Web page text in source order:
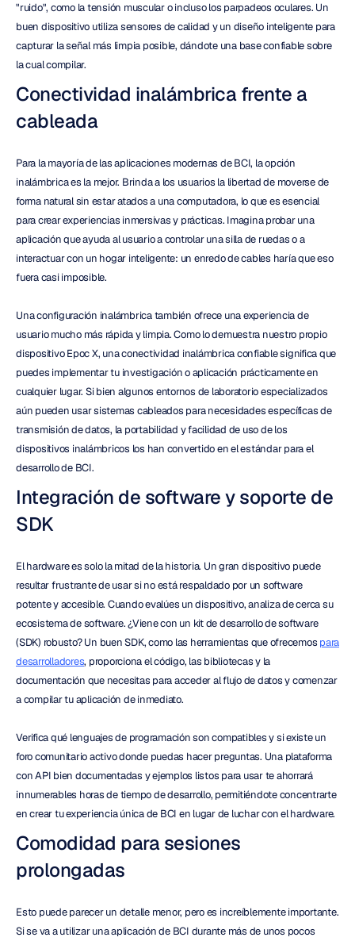
"ruido", como la tensión muscular o incluso los parpadeos oculares. Un
buen dispositivo utiliza sensores de calidad y un diseño inteligente para
capturar la señal más limpia posible, dándote una base confiable sobre
la cual compilar.
Conectividad inalámbrica frente a
cableada
Para la mayoría de las aplicaciones modernas de BCI, la opción
inalámbrica es la mejor. Brinda a los usuarios la libertad de moverse de
forma natural sin estar atados a una computadora, lo que es esencial
para crear experiencias inmersivas y prácticas. Imagina probar una
aplicación que ayuda al usuario a controlar una silla de ruedas o a
interactuar con un hogar inteligente: un enredo de cables haría que eso
fuera casi imposible.
Una configuración inalámbrica también ofrece una experiencia de
usuario mucho más rápida y limpia. Como lo demuestra nuestro propio
dispositivo Epoc X, una conectividad inalámbrica confiable significa que
puedes implementar tu investigación o aplicación prácticamente en
cualquier lugar. Si bien algunos entornos de laboratorio especializados
aún pueden usar sistemas cableados para necesidades específicas de
transmisión de datos, la portabilidad y facilidad de uso de los
dispositivos inalámbricos los han convertido en el estándar para el
desarrollo de BCI.
Integración de software y soporte de
SDK
El hardware es solo la mitad de la historia. Un gran dispositivo puede
resultar frustrante de usar si no está respaldado por un software
potente y accesible. Cuando evalúes un dispositivo, analiza de cerca su
ecosistema de software. ¿Viene con un kit de desarrollo de software
(SDK) robusto? Un buen SDK, como las herramientas que ofrecemos para
desarrolladores, proporciona el código, las bibliotecas y la
documentación que necesitas para acceder al flujo de datos y comenzar
a compilar tu aplicación de inmediato.
Verifica qué lenguajes de programación son compatibles y si existe un
foro comunitario activo donde puedas hacer preguntas. Una plataforma
con API bien documentadas y ejemplos listos para usar te ahorrará
innumerables horas de tiempo de desarrollo, permitiéndote concentrarte
en crear tu experiencia única de BCI en lugar de luchar con el hardware.
Comodidad para sesiones
prolongadas
Esto puede parecer un detalle menor, pero es increíblemente importante.
Si se va a utilizar una aplicación de BCI durante más de unos pocos